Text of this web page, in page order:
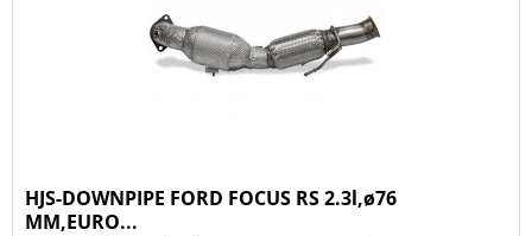
HJS-DOWNPIPE FORD FOCUS RS 2.3l,ø76
MM,EURO...